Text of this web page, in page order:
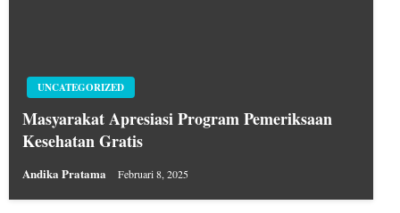
UNCATEGORIZED
Masyarakat Apresiasi Program Pemeriksaan
Kesehatan Gratis
Andika Pratama Februari 8, 2025